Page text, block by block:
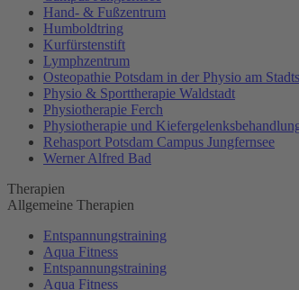
Hand- & Fußzentrum
Humboldtring
Kurfürstenstift
Lymphzentrum
Osteopathie Potsdam in der Physio am
Physio & Sporttherapie Waldstadt
Physiotherapie Ferch
Physiotherapie und
Rehasport Potsdam Campus Jungfernsee
Werner Alfred Bad
Therapien
Allgemeine Therapien
Entspannungstraining
Aqua Fitness
Entspannungstraining
Aqua Fitness